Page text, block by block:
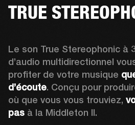
TRUE
Le son True Stereophonic à
d’audio multidirectionnel
profiter de votre musique
d’écoute. Conçu pour
où que vous vous trouviez,
pas à la Middleton II.